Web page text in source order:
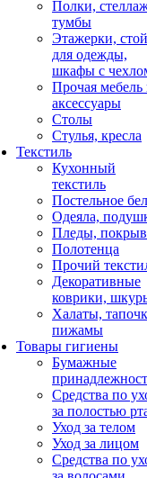
Полки,
тумбы
Этажерки,
для одежды,
шкафы с
Прочая мебель
аксессуары
Столы
Стулья, кресла
Текстиль
Кухонный
текстиль
Постельное
Одеяла,
Пледы,
Полотенца
Прочий
Декоративные
коврики,
Халаты,
пижамы
Товары гигиены
Бумажные
Средства по
за полостью
Уход за телом
Уход за лицом
Средства по